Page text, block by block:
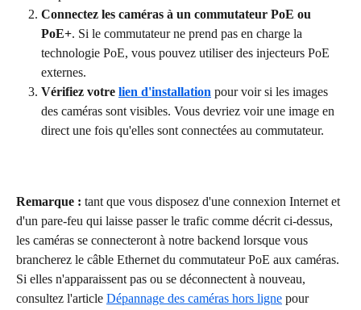
Connectez les caméras à un commutateur PoE ou
PoE+. Si le commutateur ne prend pas en charge la
technologie PoE, vous pouvez utiliser des injecteurs PoE
externes.
Vérifiez votre lien d'installation pour voir si les images
des caméras sont visibles. Vous devriez voir une image en
direct une fois qu'elles sont connectées au commutateur.
Remarque : tant que vous disposez d'une connexion Internet et
d'un pare-feu qui laisse passer le trafic comme décrit ci-dessus,
les caméras se connecteront à notre backend lorsque vous
brancherez le câble Ethernet du commutateur PoE aux caméras.
Si elles n'apparaissent pas ou se déconnectent à nouveau,
consultez l'article Dépannage des caméras hors ligne pour